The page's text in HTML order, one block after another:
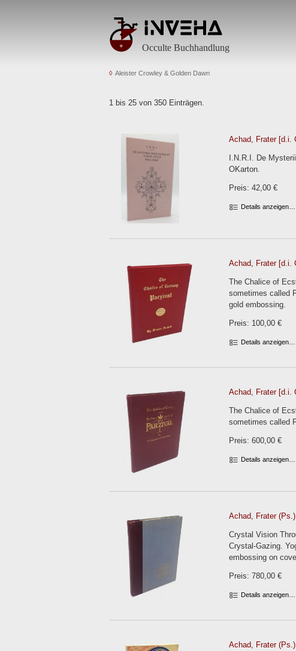
Occulte Buchhandlung
Aleister Crowley & Golden Dawn
1 bis 25 von 350 Einträgen.
Achad, Frater [d.i.
I.N.R.I. De
OKarton.
Preis: 42,00 €
Details anzeigen…
Achad, Frater [d.i.
The Chalice of
sometimes called
gold embossing.
Preis: 100,00 €
Details anzeigen…
Achad, Frater [d.i.
The Chalice of
sometimes called
Preis: 600,00 €
Details anzeigen…
Achad, Frater
Crystal Vision
Crystal-Gazing.
embossing on
Preis: 780,00 €
Details anzeigen…
Achad, Frater